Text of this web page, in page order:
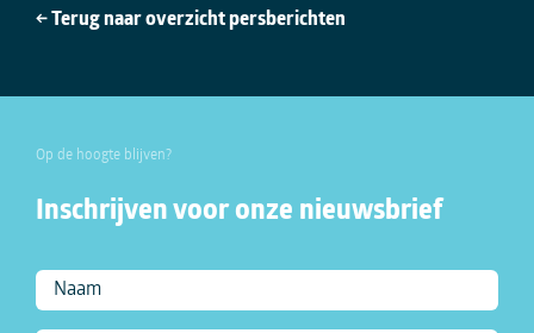
← Terug naar overzicht persberichten
Op de hoogte blijven?
Inschrijven voor onze nieuwsbrief